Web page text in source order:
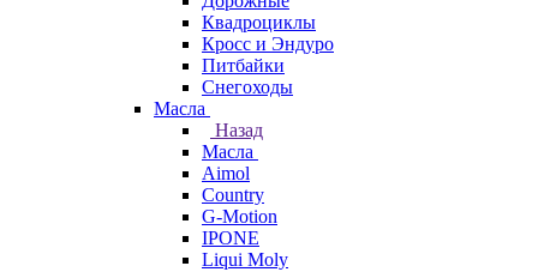
Квадроциклы
Кросс и Эндуро
Питбайки
Снегоходы
Масла
Назад
Масла
Aimol
Country
G-Motion
IPONE
Liqui Moly